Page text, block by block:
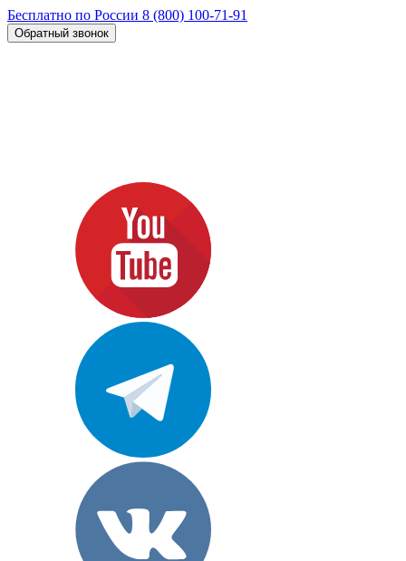
Бесплатно по России 8 (800) 100-71-91
Обратный звонок